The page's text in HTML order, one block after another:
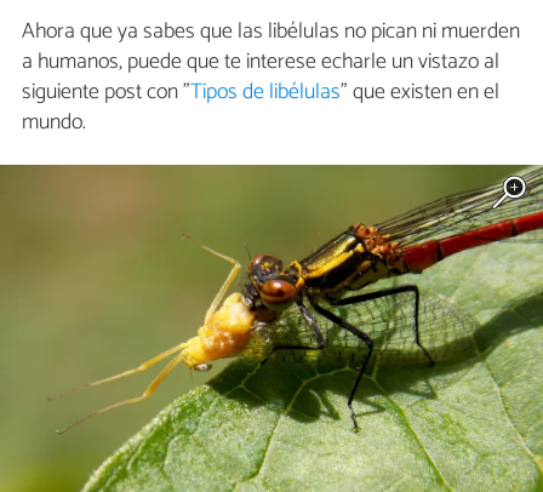
Ahora que ya sabes que las libélulas no pican ni muerden
a humanos, puede que te interese echarle un vistazo al
siguiente post con "Tipos de libélulas" que existen en el
mundo.